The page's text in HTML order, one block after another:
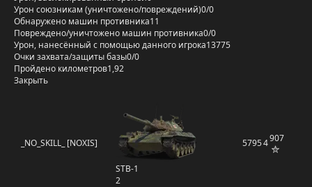
Урон союзникам (уничтожено/повреждений)0/0
Обнаружено машин противника11
Повреждено/уничтожено машин противника0/0
Урон, нанесённый с помощью данного игрока13775
Очки захвата/защиты базы0/0
Пройдено километров1,92
Закрыть
_NO_SKILL_ [NOXIS]
STB-1
2
57954907